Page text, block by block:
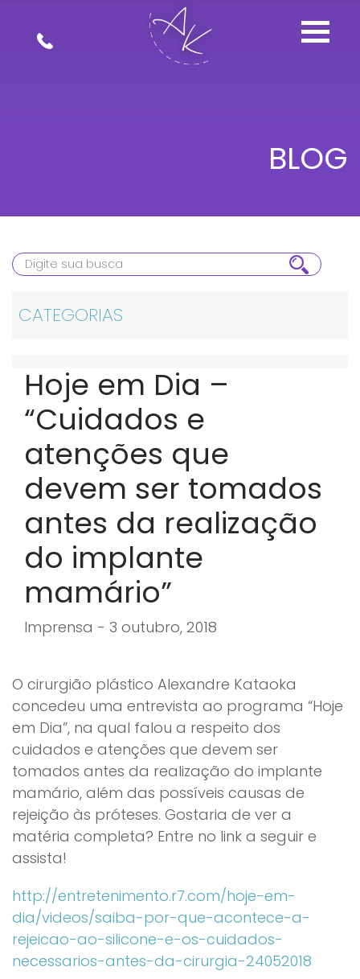
BLOG
CATEGORIAS
Hoje em Dia –
“Cuidados e
atenções que
devem ser tomados
antes da realização
do implante
mamário”
Imprensa - 3 outubro, 2018
O cirurgião plástico Alexandre Kataoka
concedeu uma entrevista ao programa “Hoje
em Dia”, na qual falou a respeito dos
cuidados e atenções que devem ser
tomados antes da realização do implante
mamário, além das possíveis causas de
rejeição às próteses. Gostaria de ver a
matéria completa? Entre no link a seguir e
assista!
http://entretenimento.r7.com/hoje-em-
dia/videos/saiba-por-que-acontece-a-
rejeicao-ao-silicone-e-os-cuidados-
necessarios-antes-da-cirurgia-24052018